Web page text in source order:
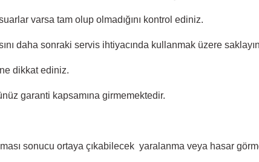
varsa tam olup olmadığını kontrol ediniz.
daha sonraki servis ihtiyacında kullanmak üzere
dikkat ediniz.
garanti kapsamına girmemektedir.
sonucu ortaya çıkabilecek yaralanma veya hasar